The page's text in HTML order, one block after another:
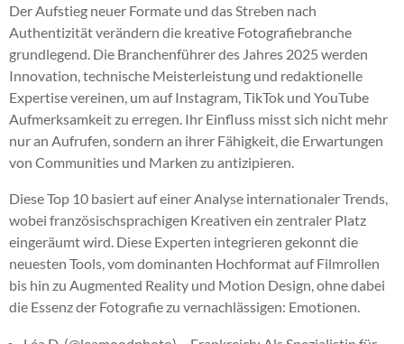
Der Aufstieg neuer Formate und das Streben nach
Authentizität verändern die kreative Fotografiebranche
grundlegend. Die Branchenführer des Jahres 2025 werden
Innovation, technische Meisterleistung und redaktionelle
Expertise vereinen, um auf Instagram, TikTok und YouTube
Aufmerksamkeit zu erregen. Ihr Einfluss misst sich nicht mehr
nur an Aufrufen, sondern an ihrer Fähigkeit, die Erwartungen
von Communities und Marken zu antizipieren.
Diese Top 10 basiert auf einer Analyse internationaler Trends,
wobei französischsprachigen Kreativen ein zentraler Platz
eingeräumt wird. Diese Experten integrieren gekonnt die
neuesten Tools, vom dominanten Hochformat auf Filmrollen
bis hin zu Augmented Reality und Motion Design, ohne dabei
die Essenz der Fotografie zu vernachlässigen: Emotionen.